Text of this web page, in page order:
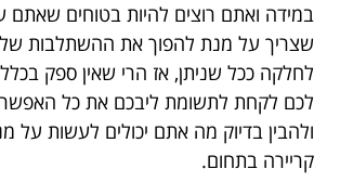
במידה ואתם רוצים להיות בטוחים שאתם
שצריך על מנת להפוך את ההשתלבות
לחלקה ככל שניתן, אז הרי שאין ספק
לכם לקחת לתשומת ליבכם את כל
ולהבין בדיוק מה אתם יכולים לעשות על
קריירה בתחום.